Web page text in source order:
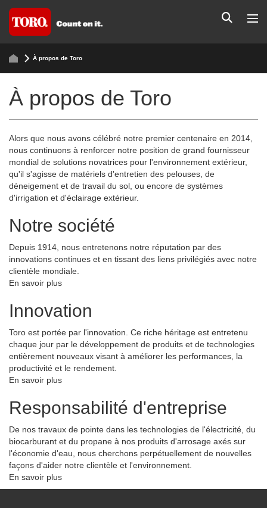
À propos de Toro
À propos de Toro
Alors que nous avons célébré notre premier centenaire en 2014,
nous continuons à renforcer notre position de grand fournisseur
mondial de solutions novatrices pour l'environnement extérieur,
qu'il s'agisse de matériels d'entretien des pelouses, de
déneigement et de travail du sol, ou encore de systèmes
d'irrigation et d'éclairage extérieur.
Notre société
Depuis 1914, nous entretenons notre réputation par des
innovations continues et en tissant des liens privilégiés avec notre
clientèle mondiale.
En savoir plus
Innovation
Toro est portée par l'innovation. Ce riche héritage est entretenu
chaque jour par le développement de produits et de technologies
entièrement nouveaux visant à améliorer les performances, la
productivité et le rendement.
En savoir plus
Responsabilité d'entreprise
De nos travaux de pointe dans les technologies de l'électricité, du
biocarburant et du propane à nos produits d'arrosage axés sur
l'économie d'eau, nous cherchons perpétuellement de nouvelles
façons d'aider notre clientèle et l'environnement.
En savoir plus